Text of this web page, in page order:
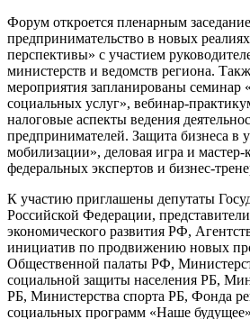
Форум откроется пленарным
предпринимательство в новых
перспективы» с участием
министерств и ведомств региона.
мероприятия запланированы семинар
социальных услуг», вебинар-
налоговые аспекты ведения
предпринимателей. Защита бизнеса в
мобилизации», деловая игра и
федеральных экспертов и бизнес-
К участию приглашены депутаты
Российской Федерации,
экономического развития РФ,
инициатив по продвижению новых
Общественной палаты РФ,
социальной защиты населения РБ,
РБ, Министерства спорта РБ, Фонда
социальных программ «Наше